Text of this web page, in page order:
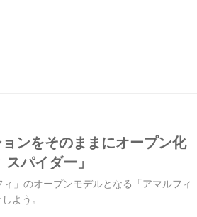
ンをそのままにオープン化
パイダー」
」のオープンモデルとなる「アマルフィ
よう。